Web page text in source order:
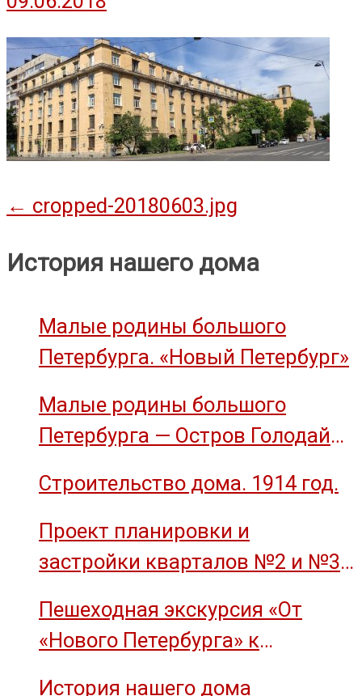
Навигация
записям
← cropped-20180603.jpg
История нашего дома
Малые родины большого
Петербурга. «Новый Петербург»
Малые родины большого
Петербурга — Остров Голодай
Строительство дома. 1914 год.
Проект планировки и
застройки кварталов №2 и №3
Пешеходная экскурсия «От
«Нового Петербурга» к
История нашего дома